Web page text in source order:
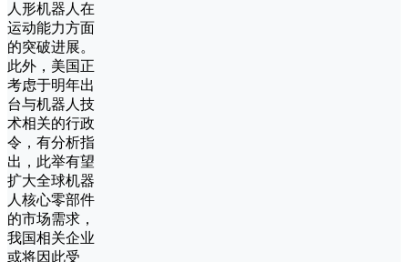
人形机器人在
运动能力方面
的突破进展。
此外，美国正
考虑于明年出
台与机器人技
术相关的行政
令，有分析指
出，此举有望
扩大全球机器
人核心零部件
的市场需求，
我国相关企业
或将因此受